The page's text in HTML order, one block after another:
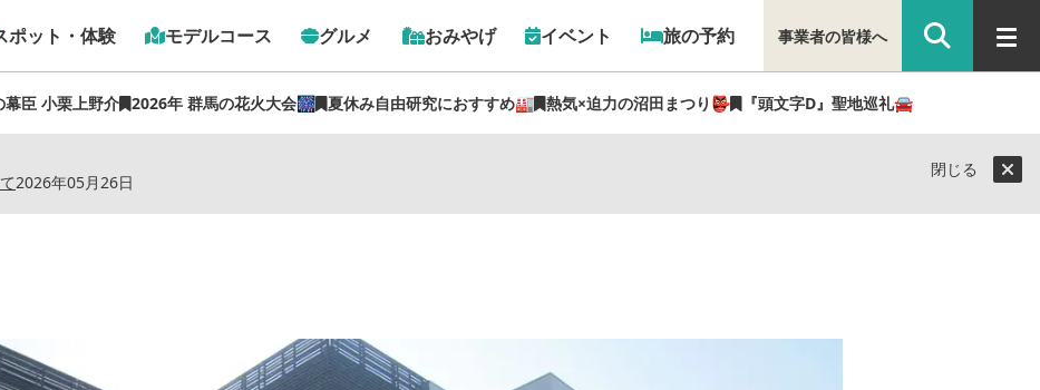
ポット・体験 モデルコース グルメ おみやげ イベント 旅の予約
幕臣 小栗上野介 2026年 群馬の花火大会🎆 夏休み自由研究におすすめ🏭 熱気×迫力の沼田まつり👺 『頭文字D』聖地巡礼🚘
事業者の皆様へ
2026年05月26日
閉じる